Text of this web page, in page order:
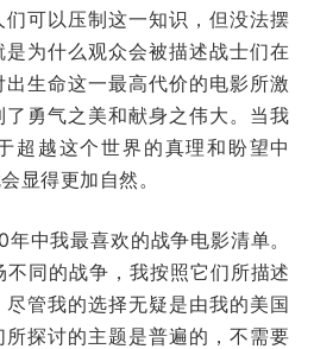
可以压制这一知识，但没法摆
为什么观众会被描述战士们在
生命这一最高代价的电影所激
勇气之美和献身之伟大。当我
超越这个世界的真理和盼望中
显得更加自然。
中我最喜欢的战争电影清单。
同的战争，我按照它们所描述
管我的选择无疑是由我的美国
探讨的主题是普遍的，不需要